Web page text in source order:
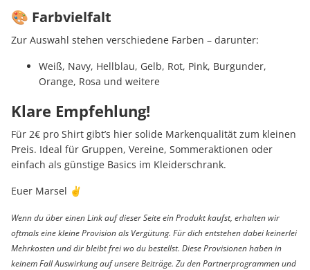
🎨 Farbvielfalt
Zur Auswahl stehen verschiedene Farben – darunter:
Weiß, Navy, Hellblau, Gelb, Rot, Pink, Burgunder,
Orange, Rosa und weitere
Klare Empfehlung!
Für 2€ pro Shirt gibt’s hier solide Markenqualität zum kleinen
Preis. Ideal für Gruppen, Vereine, Sommeraktionen oder
einfach als günstige Basics im Kleiderschrank.
Euer Marsel ✌️
Wenn du über einen Link auf dieser Seite ein Produkt kaufst, erhalten wir
oftmals eine kleine Provision als Vergütung. Für dich entstehen dabei keinerlei
Mehrkosten und dir bleibt frei wo du bestellst. Diese Provisionen haben in
keinem Fall Auswirkung auf unsere Beiträge. Zu den Partnerprogrammen und